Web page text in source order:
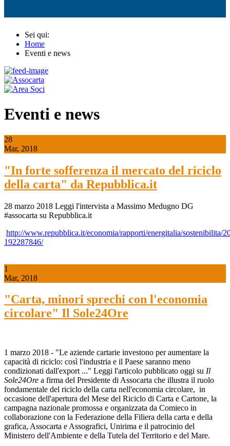
Sei qui:
Home
Eventi e news
Eventi e news
28
Mar, 2018
"In forte sofferenza il mercato del riciclo
della carta" da Repubblica.it
28 marzo 2018 Leggi l'intervista a Massimo Medugno DG
#assocarta su Repubblica.it
http://www.repubblica.it/economia/rapporti/energitalia/sostenibilita/
192287846/
1
Mar, 2018
"Carta, minori sprechi con l'economia
circolare" Il Sole24Ore
1 marzo 2018 - "Le aziende cartarie investono per aumentare la
capacità di riciclo: così l'industria e il Paese saranno meno
condizionati dall'export ..." Leggi l'articolo pubblicato oggi su Il
Sole24Ore a firma del Presidente di Assocarta che illustra il ruolo
fondamentale del riciclo della carta nell'economia circolare, in
occasione dell'apertura del Mese del Riciclo di Carta e Cartone, la
campagna nazionale promossa e organizzata da Comieco in
collaborazione con la Federazione della Filiera della carta e della
grafica, Assocarta e Assografici, Unirima e il patrocinio del
Ministero dell'Ambiente e della Tutela del Territorio e del Mare.